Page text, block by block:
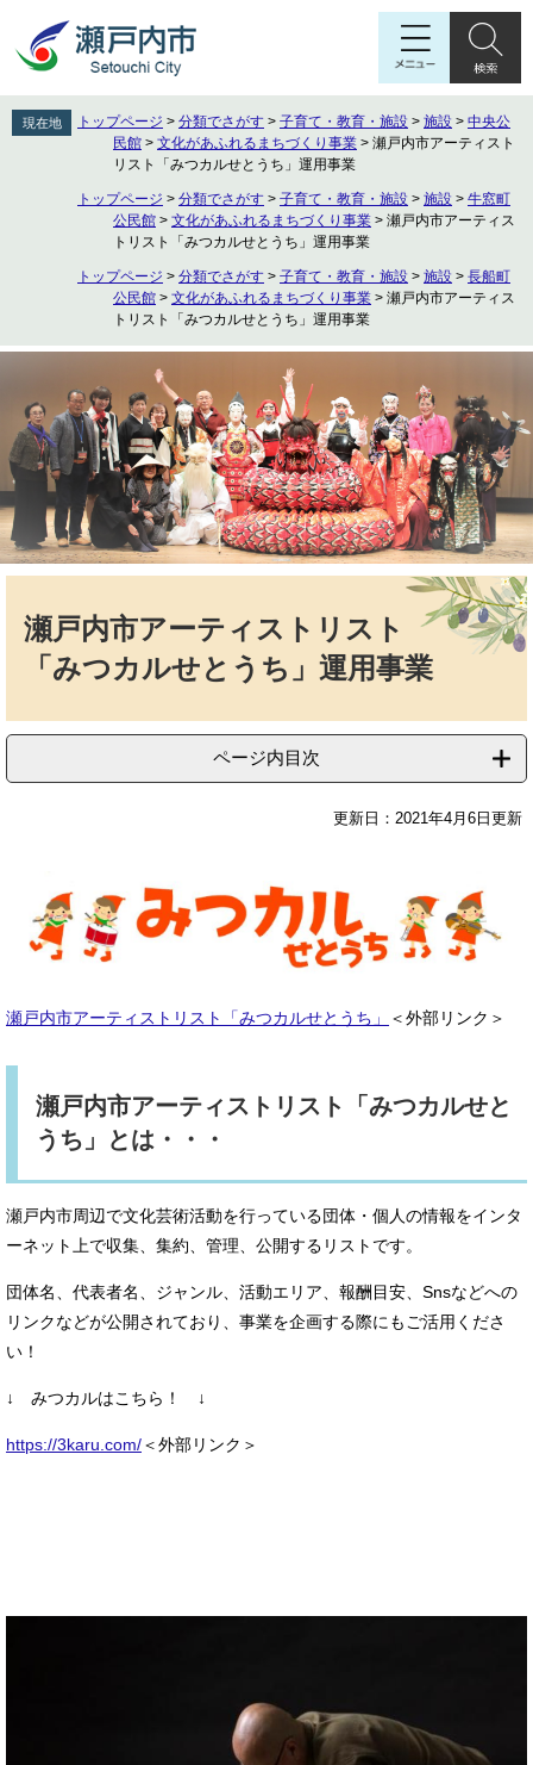
先
頭
を
飛
現在地 トップページ > 分類でさがす > 子育て・教育・施設 > 施設 > 中央公
民館 > 文化があふれるまちづくり事業 > 瀬戸内市アーティスト
リスト「みつカルせとうち」運用事業
トップページ > 分類でさがす > 子育て・教育・施設 > 施設 > 牛窓町
公民館 > 文化があふれるまちづくり事業 > 瀬戸内市アーティス
トリスト「みつカルせとうち」運用事業
トップページ > 分類でさがす > 子育て・教育・施設 > 施設 > 長船町
公民館 > 文化があふれるまちづくり事業 > 瀬戸内市アーティス
トリスト「みつカルせとうち」運用事業
瀬戸内市アーティストリスト
「みつカルせとうち」運用事業
ページ内目次
更新日：2021年4月6日更新
瀬戸内市アーティストリスト「みつカルせとうち」 ＜外部リンク＞
瀬戸内市アーティストリスト「みつカルせと
うち」とは・・・
瀬戸内市周辺で文化芸術活動を行っている団体・個人の情報をインタ
ーネット上で収集、集約、管理、公開するリストです。
団体名、代表者名、ジャンル、活動エリア、報酬目安、Snsなどへの
リンクなどが公開されており、事業を企画する際にもご活用くださ
い！
↓ みつカルはこちら！ ↓
https://3karu.com/＜外部リンク＞